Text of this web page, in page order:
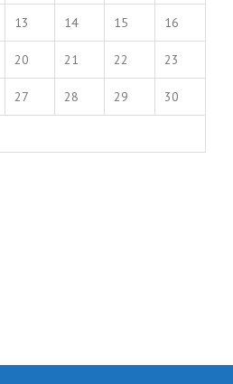
13 14 15 16
20 21 22 23
27 28 29 30